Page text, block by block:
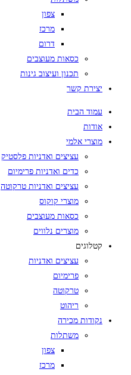
צפון
מרכז
דרום
כסאות מעוצבים
תכנון ועיצוב גינות
יצירת קשר
עמוד הבית
אודות
מוצרי אלמי
עציצים ואדניות פלסטיק
כדים ואדניות פרימיום
עציצים ואדניות טרקוטה
מוצרי קוקוס
כסאות מעוצבים
מוצרים נלווים
קטלוגים
עציצים ואדניות
פרימיום
טרקוטה
ריהוט
נקודות מכירה
משתלות
צפון
מרכז